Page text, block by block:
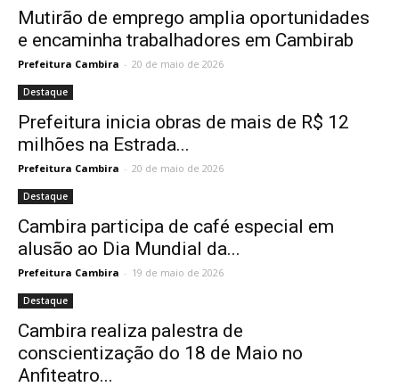
Mutirão de emprego amplia oportunidades
e encaminha trabalhadores em Cambirab
Prefeitura Cambira - 20 de maio de 2026
Destaque
Prefeitura inicia obras de mais de R$ 12
milhões na Estrada...
Prefeitura Cambira - 20 de maio de 2026
Destaque
Cambira participa de café especial em
alusão ao Dia Mundial da...
Prefeitura Cambira - 19 de maio de 2026
Destaque
Cambira realiza palestra de
conscientização do 18 de Maio no
Anfiteatro...